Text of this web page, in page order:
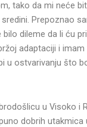
tako da mi neće
Prepoznao
bilo dileme da li ću
adaptaciji i imam
u ostvarivanju što
u Visoko i
dobrih utakmica